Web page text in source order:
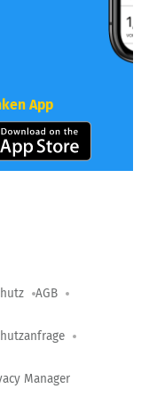
App
AGB
Manager